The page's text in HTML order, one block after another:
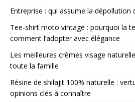
Entreprise : qui assume la dépollution
Tee-shirt moto vintage : pourquoi la
comment l’adopter avec élégance
Les meilleures crèmes visage
toute la famille
Résine de shilajit 100% naturelle :
opinions clés à connaître